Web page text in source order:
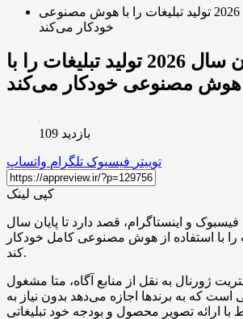
متا تا پایان سال 2026 تولید تبلیغات را با هوش مصنوعی
خودکار می‌کند
متا تا پایان سال 2026 تولید تبلیغات را با
هوش مصنوعی خودکار می‌کند
بازدید 109
توییتر فیسبوک تلگرام واتساپ
کپی لینک
و اینستاگرام، قصد دارد تا پایان سال
را با استفاده از هوش مصنوعی کامل خودکار
کند.
ژورنال به نقل از منابع آگاه، متا مشغول
است که به برندها اجازه می‌دهد بدون نیاز به
با ارائه تصویر محصول و بودجه خود تبلیغاتی